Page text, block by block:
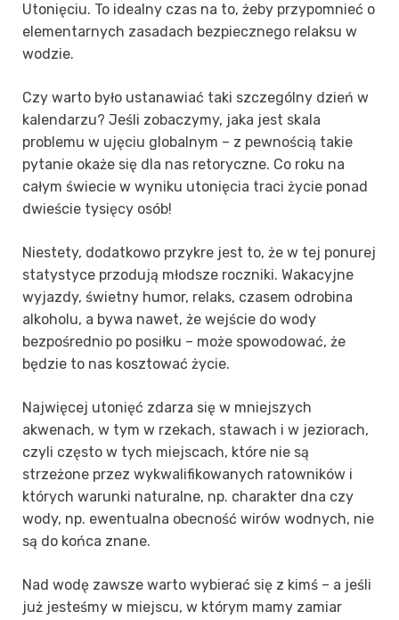
Utonięciu. To idealny czas na to, żeby przypomnieć o
elementarnych zasadach bezpiecznego relaksu w
wodzie.
Czy warto było ustanawiać taki szczególny dzień w
kalendarzu? Jeśli zobaczymy, jaka jest skala
problemu w ujęciu globalnym – z pewnością takie
pytanie okaże się dla nas retoryczne. Co roku na
całym świecie w wyniku utonięcia traci życie ponad
dwieście tysięcy osób!
Niestety, dodatkowo przykre jest to, że w tej ponurej
statystyce przodują młodsze roczniki. Wakacyjne
wyjazdy, świetny humor, relaks, czasem odrobina
alkoholu, a bywa nawet, że wejście do wody
bezpośrednio po posiłku – może spowodować, że
będzie to nas kosztować życie.
Najwięcej utonięć zdarza się w mniejszych
akwenach, w tym w rzekach, stawach i w jeziorach,
czyli często w tych miejscach, które nie są
strzeżone przez wykwalifikowanych ratowników i
których warunki naturalne, np. charakter dna czy
wody, np. ewentualna obecność wirów wodnych, nie
są do końca znane.
Nad wodę zawsze warto wybierać się z kimś – a jeśli
już jesteśmy w miejscu, w którym mamy zamiar